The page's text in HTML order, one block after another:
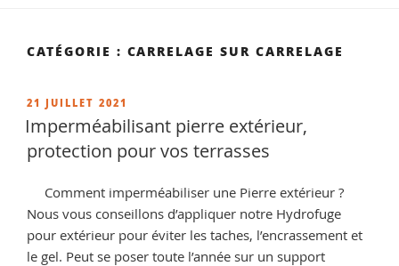
CATÉGORIE : CARRELAGE SUR CARRELAGE
PUBLIÉ
LE
21 JUILLET 2021
Imperméabilisant pierre extérieur,
protection pour vos terrasses
Comment imperméabiliser une Pierre extérieur ?
Nous vous conseillons d’appliquer notre Hydrofuge
pour extérieur pour éviter les taches, l’encrassement et
le gel. Peut se poser toute l’année sur un support